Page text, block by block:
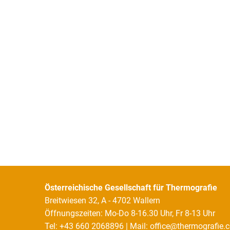
Österreichische Gesellschaft für Thermografie
Breitwiesen 32, A - 4702 Wallern
Öffnungszeiten: Mo-Do 8-16.30 Uhr, Fr 8-13 Uhr
Tel: +43 660 2068896 | Mail: